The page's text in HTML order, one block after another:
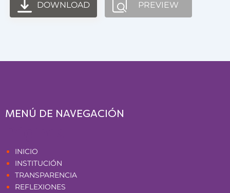
DOWNLOAD PREVIEW
MENÚ DE NAVEGACIÓN
INICIO
INSTITUCIÓN
TRANSPARENCIA
REFLEXIONES